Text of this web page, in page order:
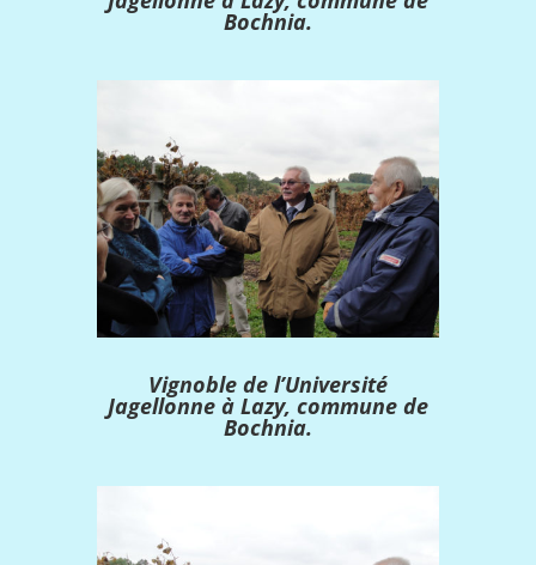
Bochnia.
Vignoble de l’Université
Jagellonne à Lazy, commune de
Bochnia.